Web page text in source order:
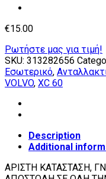
€15.00
Ρωτήστε μας για τιμή!
SKU: 313282656
Εσωτερικό,
VOLVO, XC 60
Description
Additional
ΑΡΙΣΤΗ ΚΑΤΑΣΤΑΣΗ,